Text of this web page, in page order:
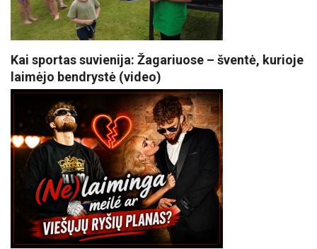
Kai sportas suvienija: Žagariuose – šventė, kurioje
laimėjo bendrystė (video)